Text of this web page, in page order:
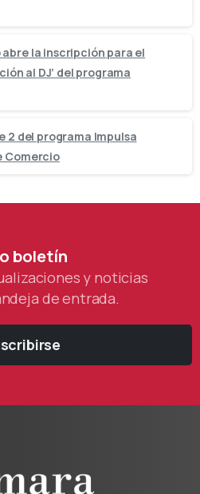
la inscripción para el
al DJ’ del programa
2 del programa Impulsa
Comercio
boletín
y noticias
de entrada.